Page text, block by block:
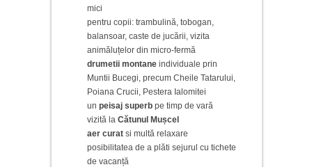
mici
pentru copii: trambulină, tobogan,
balansoar, caste de jucării, vizita
animăluțelor din micro-fermă
drumetii montane individuale prin
Muntii Bucegi, precum Cheile Tatarului,
Poiana Crucii, Pestera Ialomitei
un peisaj superb pe timp de vară
vizită la Cătunul Mușcel
aer curat si multă relaxare
posibilitatea de a plăti sejurul cu tichete
de vacanță